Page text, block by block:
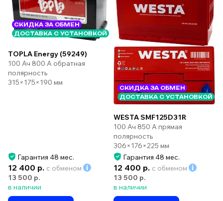
СКИДКА ЗА ОБМЕН
ДОСТАВКА С УСТАНОВКОЙ
TOPLA Energy (59249)
100 Ач 800 А обратная
полярность
315×175×190 мм
Гарантия 48 мес.
12 400 р. с обменом
13 500 р.
в наличии
СКИДКА ЗА ОБМЕН
ДОСТАВКА С УСТАНОВКОЙ
WESTA SMF125D31R
100 Ач 850 А прямая
полярность
306×176×225 мм
Гарантия 48 мес.
12 400 р. с обменом
13 500 р.
в наличии